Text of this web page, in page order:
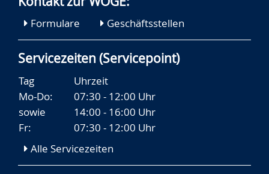
Formulare Geschäftsstellen
Servicezeiten (Servicepoint)
Tag
Uhrzeit
Mo-Do:
07:30 - 12:00 Uhr
sowie
14:00 - 16:00 Uhr
Fr:
07:30 - 12:00 Uhr
Alle Servicezeiten